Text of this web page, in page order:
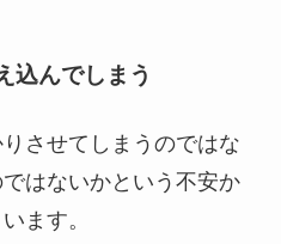
込んでしまう
させてしまうのではな
はないかという不安か
ます。